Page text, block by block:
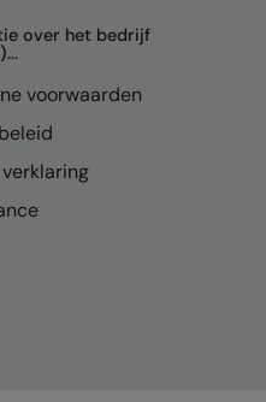
over het bedrijf
voorwaarden